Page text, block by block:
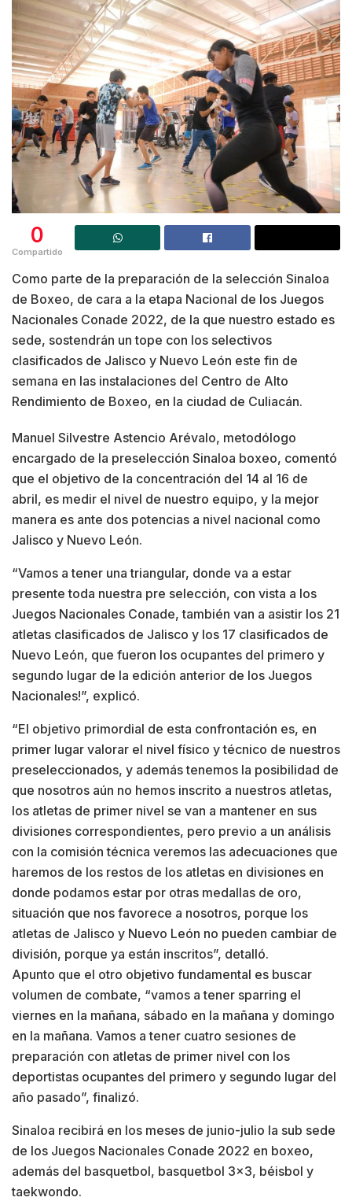
0
Compartido
Como parte de la preparación de la selección Sinaloa
de Boxeo, de cara a la etapa Nacional de los Juegos
Nacionales Conade 2022, de la que nuestro estado es
sede, sostendrán un tope con los selectivos
clasificados de Jalisco y Nuevo León este fin de
semana en las instalaciones del Centro de Alto
Rendimiento de Boxeo, en la ciudad de Culiacán.
Manuel Silvestre Astencio Arévalo, metodólogo
encargado de la preselección Sinaloa boxeo, comentó
que el objetivo de la concentración del 14 al 16 de
abril, es medir el nivel de nuestro equipo, y la mejor
manera es ante dos potencias a nivel nacional como
Jalisco y Nuevo León.
“Vamos a tener una triangular, donde va a estar
presente toda nuestra pre selección, con vista a los
Juegos Nacionales Conade, también van a asistir los 21
atletas clasificados de Jalisco y los 17 clasificados de
Nuevo León, que fueron los ocupantes del primero y
segundo lugar de la edición anterior de los Juegos
Nacionales!”, explicó.
“El objetivo primordial de esta confrontación es, en
primer lugar valorar el nivel físico y técnico de nuestros
preseleccionados, y además tenemos la posibilidad de
que nosotros aún no hemos inscrito a nuestros atletas,
los atletas de primer nivel se van a mantener en sus
divisiones correspondientes, pero previo a un análisis
con la comisión técnica veremos las adecuaciones que
haremos de los restos de los atletas en divisiones en
donde podamos estar por otras medallas de oro,
situación que nos favorece a nosotros, porque los
atletas de Jalisco y Nuevo León no pueden cambiar de
división, porque ya están inscritos”, detalló.
Apunto que el otro objetivo fundamental es buscar
volumen de combate, “vamos a tener sparring el
viernes en la mañana, sábado en la mañana y domingo
en la mañana. Vamos a tener cuatro sesiones de
preparación con atletas de primer nivel con los
deportistas ocupantes del primero y segundo lugar del
año pasado”, finalizó.
Sinaloa recibirá en los meses de junio-julio la sub sede
de los Juegos Nacionales Conade 2022 en boxeo,
además del basquetbol, basquetbol 3×3, béisbol y
taekwondo.